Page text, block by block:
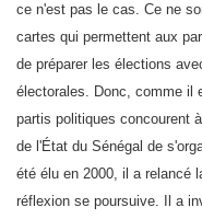
ce n'est pas le cas. Ce ne
cartes qui permettent aux
de préparer les élections
électorales. Donc, comme il
partis politiques concourent
de l'État du Sénégal de
été élu en 2000, il a relancé
réflexion se poursuive. Il a